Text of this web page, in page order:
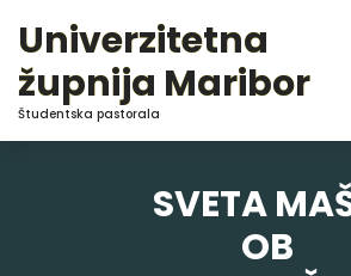
Content
Univerzitetna
župnija Maribor
Študentska pastorala
SVETA
OB